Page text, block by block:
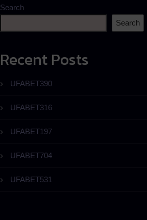
Search
Search
Recent Posts
UFABET390
UFABET316
UFABET197
UFABET704
UFABET531